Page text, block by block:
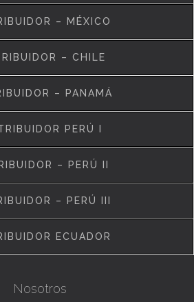
– MÉXICO
– CHILE
– PANAMÁ
PERÚ I
– PERÚ II
– PERÚ III
ECUADOR
Nosotros